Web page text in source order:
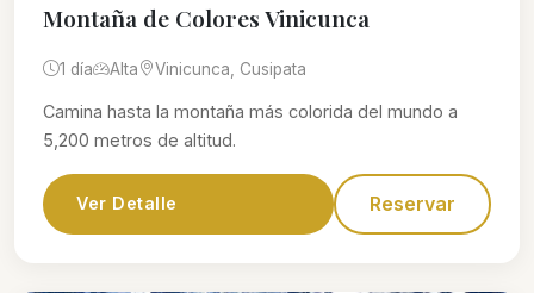
Montaña de Colores Vinicunca
1 día Alta Vinicunca, Cusipata
Camina hasta la montaña más colorida del mundo a
5,200 metros de altitud.
Ver Detalle Reservar